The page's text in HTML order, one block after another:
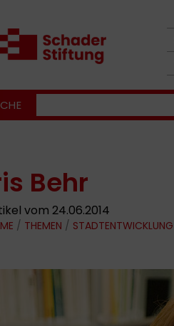
Behr
vom 24.06.2014
/ THEMEN /